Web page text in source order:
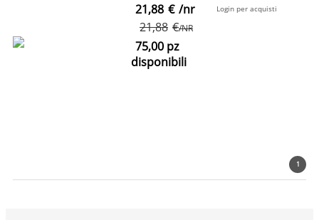
21,88 €/NR
21,88 € /nr
75,00 pz
disponibili
Login per acquisti
1